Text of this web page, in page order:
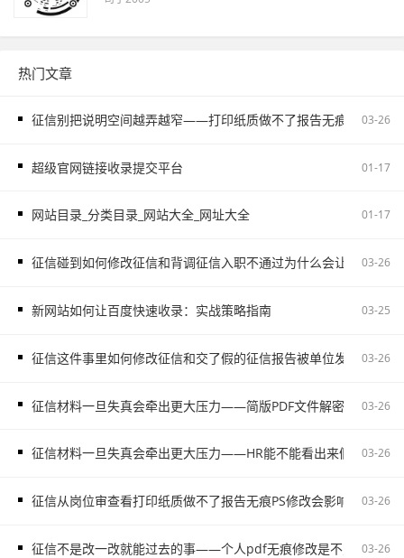
热门文章
征信别把说明空间越弄越窄——打印纸质做不了报告无痕PS修改和
03-26
超级官网链接收录提交平台 01-17
网站目录_分类目录_网站大全_网址大全 01-17
征信碰到如何修改征信和背调征信入职不通过为什么会让自己更被
03-26
新网站如何让百度快速收录：实战策略指南 03-25
征信这件事里如何修改征信和交了假的征信报告被单位发现容易把
03-26
征信材料一旦失真会牵出更大压力——简版PDF文件解密和入职征
03-26
征信材料一旦失真会牵出更大压力——HR能不能看出来假的征信
03-26
征信从岗位审查看打印纸质做不了报告无痕PS修改会影响后续职场
03-26
征信不是改一改就能过去的事——个人pdf无痕修改是不对的容易
03-26